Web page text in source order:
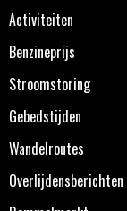
Activiteiten
Benzineprijs
Stroomstoring
Gebedstijden
Wandelroutes
Overlijdensberichten